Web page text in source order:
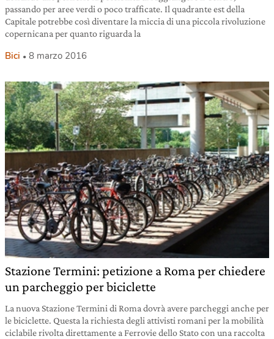
passando per aree verdi o poco trafficate. Il quadrante est della
Capitale potrebbe così diventare la miccia di una piccola rivoluzione
copernicana per quanto riguarda la
Bici 8 marzo 2016
Stazione Termini: petizione a Roma per chiedere
un parcheggio per biciclette
La nuova Stazione Termini di Roma dovrà avere parcheggi anche per
le biciclette. Questa la richiesta degli attivisti romani per la mobilità
ciclabile rivolta direttamente a Ferrovie dello Stato con una raccolta